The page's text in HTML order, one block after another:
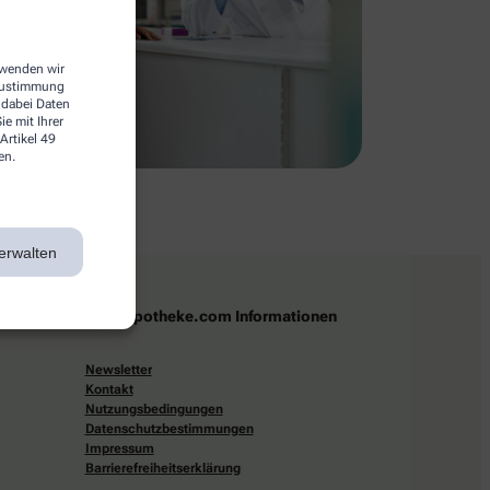
wir
Daten
mit Ihrer
49
apotheke.com Informationen
Newsletter
Kontakt
Nutzungsbedingungen
Datenschutzbestimmungen
Impressum
Barrierefreiheitserklärung